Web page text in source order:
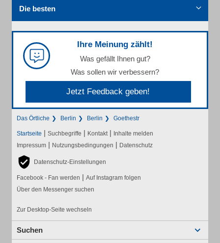
Die besten
Ihre Meinung zählt!
Was gefällt Ihnen gut?
Was sollen wir verbessern?
Jetzt Feedback geben!
Das Örtliche Berlin Berlin Goethestr
Startseite | Suchbegriffe | Kontakt | Inhalte melden
Impressum | Nutzungsbedingungen | Datenschutz
Datenschutz-Einstellungen
Facebook - Fan werden | Auf Instagram folgen
Über den Messenger suchen
Zur Desktop-Seite wechseln
Suchen